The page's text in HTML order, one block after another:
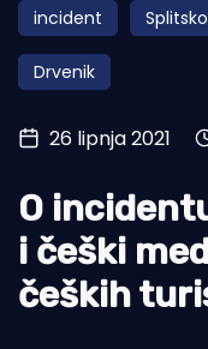
Otoci
Turizam i nautika
Pomorstvo
Ribolov
Ekologija
Tradicija i kultura
incident
Drvenik
26 lipnja 2021
O
i češki
čeških